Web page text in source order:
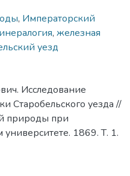
, Императорский
, железная
уезд
Исследование
Старобельского уезда //
природы при
1869. Т. 1.